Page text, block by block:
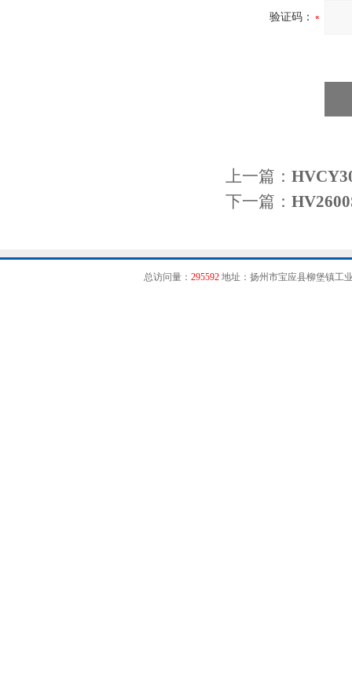
验证码：
上一篇：
下一篇：
总访问量： 295592地址：扬州市宝应县柳堡镇工